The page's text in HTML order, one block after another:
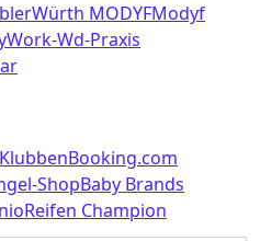
Würth MODYFModyf
Work-Wd-Praxis
Booking.com
ShopBaby Brands
Reifen Champion